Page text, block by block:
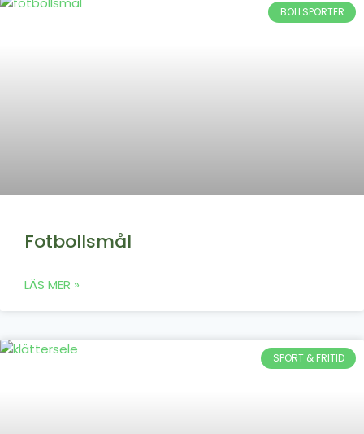
BOLLSPORTER
Fotbollsmål
LÄS MER »
SPORT & FRITID